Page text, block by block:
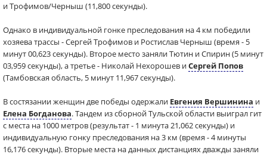
и Трофимов/Черныш (11,800 секунды).
Однако в индивидуальной гонке преследования на 4 км победили
хозяева трассы - Сергей Трофимов и Ростислав Черныш (время - 5
минут 00,623 секунды). Второе место заняли Тютин и Спирин (5 минут
03,959 секунды), а третье - Николай Нехорошев иСергей Попов
(Тамбовская область, 5 минут 11,967 секунды).
В состязании женщин две победы одержали Евгения Вершинина и
Елена Богданова. Тандем из сборной Тульской области выиграл гит
с места на 1000 метров (результат - 1 минута 21,062 секунды) и
индивидуальную гонку преследования на 3 км (время - 4 минуты
16,176 секунды). Вторые места на данных дистанциях дважды заняли